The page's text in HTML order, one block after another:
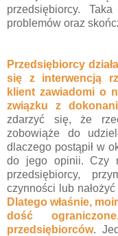
przedsiębiorcy.
problemów oraz
Przedsiębiorcy
się z interwencją
klient zawiadomi o
związku z
zdarzyć się, że
zobowiąże do
dlaczego postąpił w
do jego opinii. Czy
przedsiębiorcy,
czynności lub
Dlatego właśnie,
dość
przedsiębiorców.